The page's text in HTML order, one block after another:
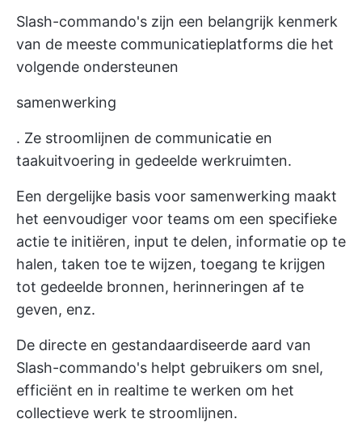
Slash-commando's zijn een belangrijk kenmerk
van de meeste communicatieplatforms die het
volgende ondersteunen
samenwerking
. Ze stroomlijnen de communicatie en
taakuitvoering in gedeelde werkruimten.
Een dergelijke basis voor samenwerking maakt
het eenvoudiger voor teams om een specifieke
actie te initiëren, input te delen, informatie op te
halen, taken toe te wijzen, toegang te krijgen
tot gedeelde bronnen, herinneringen af te
geven, enz.
De directe en gestandaardiseerde aard van
Slash-commando's helpt gebruikers om snel,
efficiënt en in realtime te werken om het
collectieve werk te stroomlijnen.